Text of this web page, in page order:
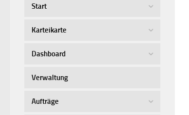
Start
Karteikarte
Dashboard
Verwaltung
Aufträge